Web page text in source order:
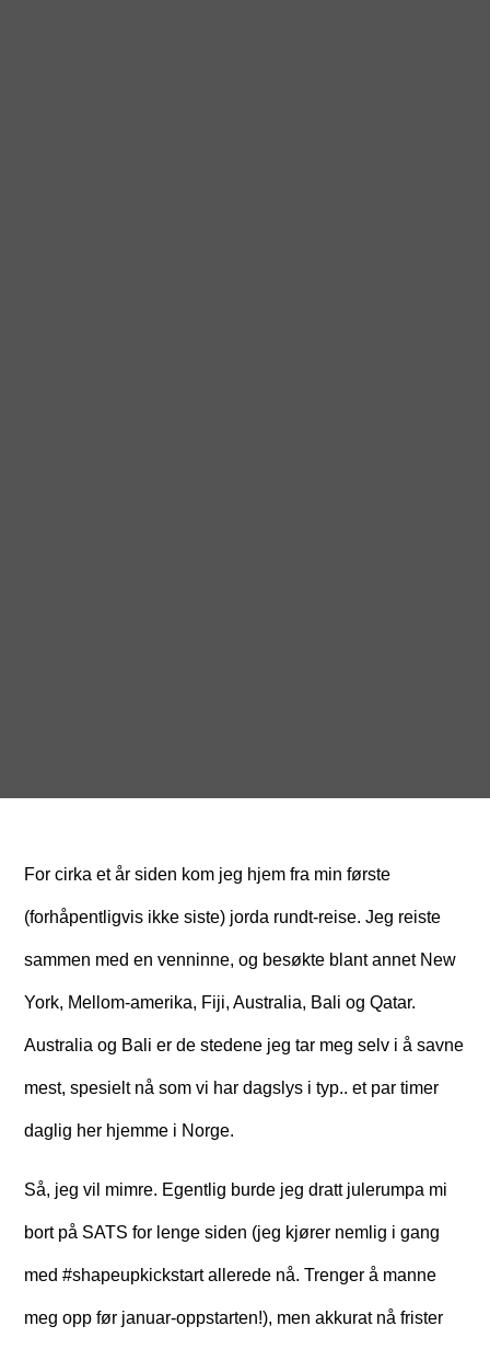
For cirka et år siden kom jeg hjem fra min første
(forhåpentligvis ikke siste) jorda rundt-reise. Jeg reiste
sammen med en venninne, og besøkte blant annet New
York, Mellom-amerika, Fiji, Australia, Bali og Qatar.
Australia og Bali er de stedene jeg tar meg selv i å savne
mest, spesielt nå som vi har dagslys i typ.. et par timer
daglig her hjemme i Norge.
Så, jeg vil mimre. Egentlig burde jeg dratt julerumpa mi
bort på SATS for lenge siden (jeg kjører nemlig i gang
med #shapeupkickstart allerede nå. Trenger å manne
meg opp før januar-oppstarten!), men akkurat nå frister